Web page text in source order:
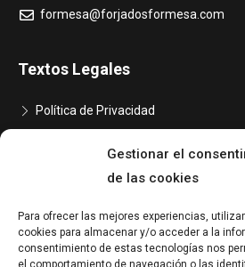
Gestionar el
de las cookies
Para ofrecer las mejores experiencias,
cookies para almacenar y/o acceder a la
consentimiento de estas tecnologías nos
el comportamiento de navegación o las
formesa@forjadosformesa.com
Textos Legales
Política de Privacidad
Política de Cookies
Declaración de Accesibilidad